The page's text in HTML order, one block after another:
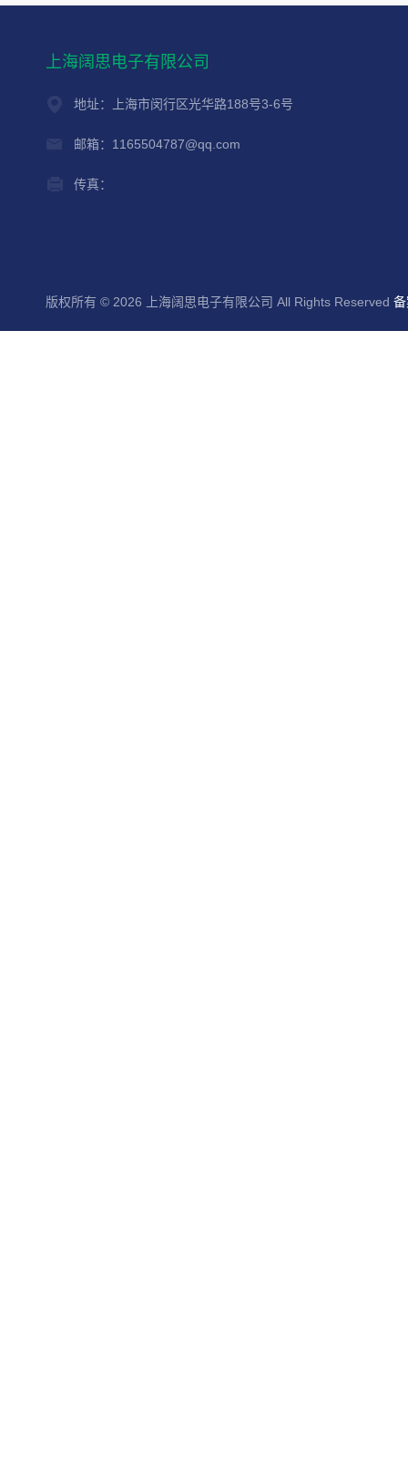
上海阔思电子有限公司
地址：上海市闵行区光华路188号3-6号
邮箱：1165504787@qq.com
传真：
版权所有 © 2026 上海阔思电子有限公司 All Rights Reserved